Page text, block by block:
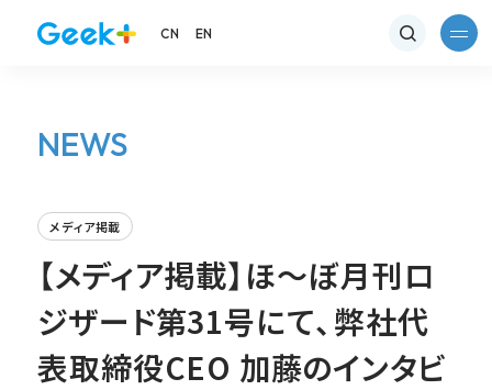
CN EN
NEWS
【メディア掲載】ほ～ぼ月刊ロ
ジザード第31号にて、弊社代
表取締役CEO 加藤のインタビ
メディア掲載